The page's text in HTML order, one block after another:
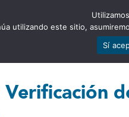
utilizando este sitio,
Sí